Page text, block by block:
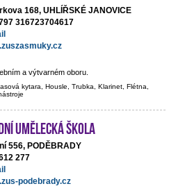
168, UHLÍŘSKÉ JANOVICE
316723704617
a výtvarném oboru.
kytara, Housle, Trubka, Klarinet, Flétna,
umělecká škola
556, PODĚBRADY
277
podebrady.cz